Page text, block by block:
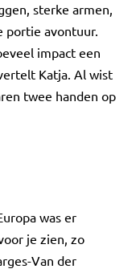
sterke armen,
portie avontuur.
impact een
Katja. Al wist
twee handen op
was er
je zien, zo
Van der